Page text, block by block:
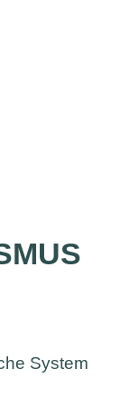
System